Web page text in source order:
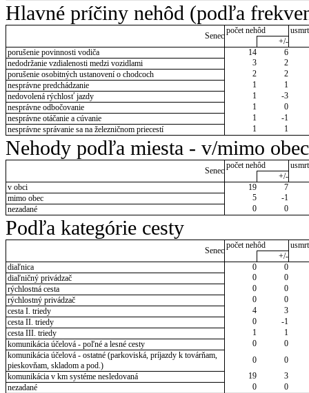
Hlavné príčiny nehôd (podľa
Senec
počet nehôd
+/-
porušenie povinnosti vodiča
14
6
nedodržanie vzdialenosti medzi vozidlami
3
2
porušenie osobitných ustanovení o chodcoch
2
2
nesprávne predchádzanie
1
1
nedovolená rýchlosť jazdy
1
-3
nesprávne odbočovanie
1
0
nesprávne otáčanie a cúvanie
1
-1
nesprávne správanie sa na železničnom priecestí
1 1
Nehody podľa miesta - v/mimo obec
Senec
počet nehôd
+/-
v obci
19
7
mimo obec
5
-1
nezadané
0 0
Podľa kategórie cesty
Senec
počet nehôd
+/-
diaľnica
0
0
diaľničný privádzač
0
0
rýchlostná cesta
0
0
rýchlostný privádzač
0
0
cesta I. triedy
4
3
cesta II. triedy
0
-1
cesta III. triedy
1
1
komunikácia účelová - poľné a lesné cesty
0
0
komunikácia účelová - ostatné (parkoviská, príjazdy k továrňam,
pieskovňam, skladom a pod.)
0
0
komunikácia v km systéme nesledovaná
19
3
nezadané
0 0